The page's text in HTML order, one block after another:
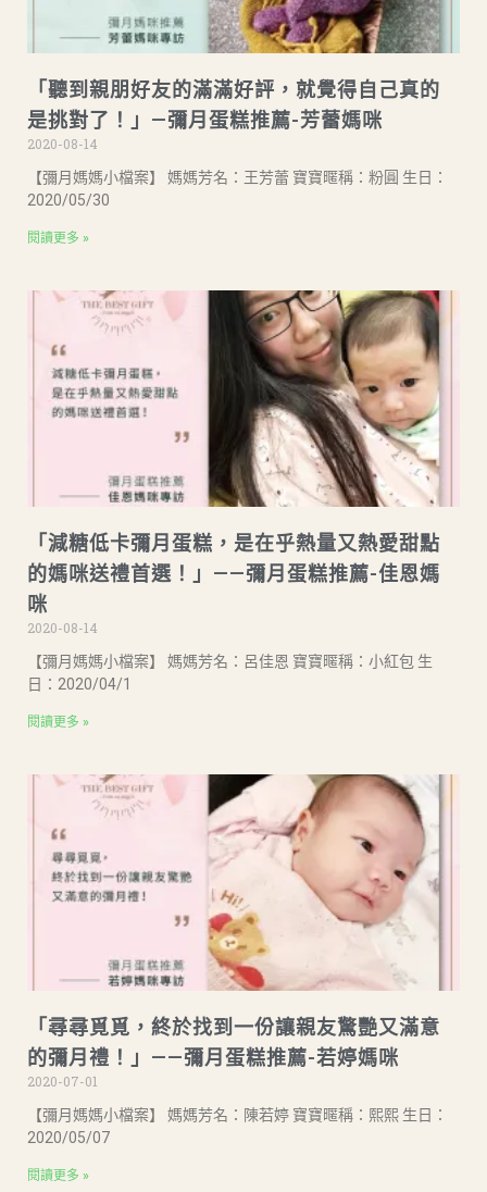
「聽到親朋好友的滿滿好評，就覺得自己真的
是挑對了！」—彌月蛋糕推薦-芳蕾媽咪
2020-08-14
【彌月媽媽小檔案】 媽媽芳名：王芳蕾 寶寶暱稱：粉圓 生日：
2020/05/30
閱讀更多 »
「減糖低卡彌月蛋糕，是在乎熱量又熱愛甜點
的媽咪送禮首選！」——彌月蛋糕推薦-佳恩媽
咪
2020-08-14
【彌月媽媽小檔案】 媽媽芳名：呂佳恩 寶寶暱稱：小紅包 生
日：2020/04/1
閱讀更多 »
「尋尋覓覓，終於找到一份讓親友驚艷又滿意
的彌月禮！」——彌月蛋糕推薦-若婷媽咪
2020-07-01
【彌月媽媽小檔案】 媽媽芳名：陳若婷 寶寶暱稱：熙熙 生日：
2020/05/07
閱讀更多 »